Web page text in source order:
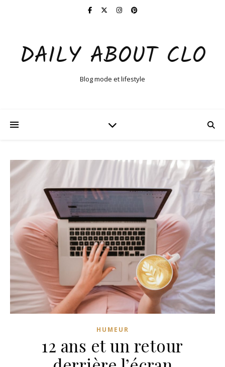
DAILY ABOUT CLO
Blog mode et lifestyle
HUMEUR
12 ans et un retour